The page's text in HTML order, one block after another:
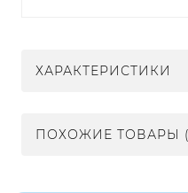
ХАРАКТЕРИСТИКИ
ПОХОЖИЕ ТОВАРЫ